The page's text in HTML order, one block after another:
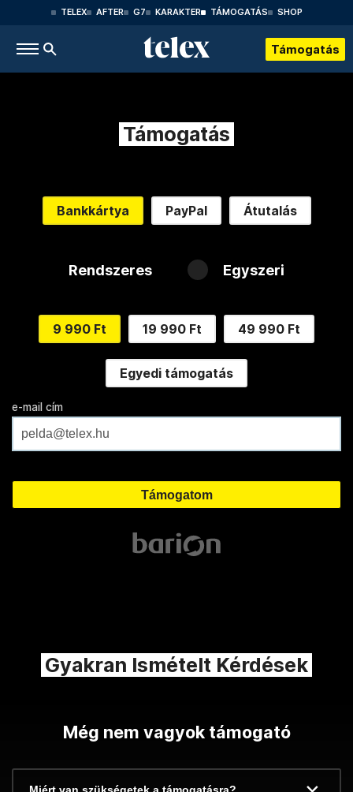
TELEX AFTER G7 KARAKTER TÁMOGATÁS SHOP
Támogatás
Támogatás
Bankkártya PayPal Átutalás
Rendszeres Egyszeri
9 990 Ft 19 990 Ft 49 990 Ft
Egyedi támogatás
e-mail cím
Gyakran Ismételt Kérdések
Még nem vagyok támogató